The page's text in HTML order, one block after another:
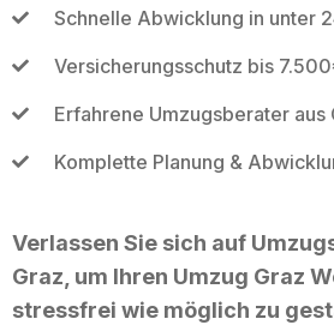
Schnelle Abwicklung in unter
Versicherungsschutz bis
Erfahrene Umzugsberater aus
Komplette Planung &
Verlassen Sie sich auf
Graz, um Ihren Umzug Graz
stressfrei wie möglich zu